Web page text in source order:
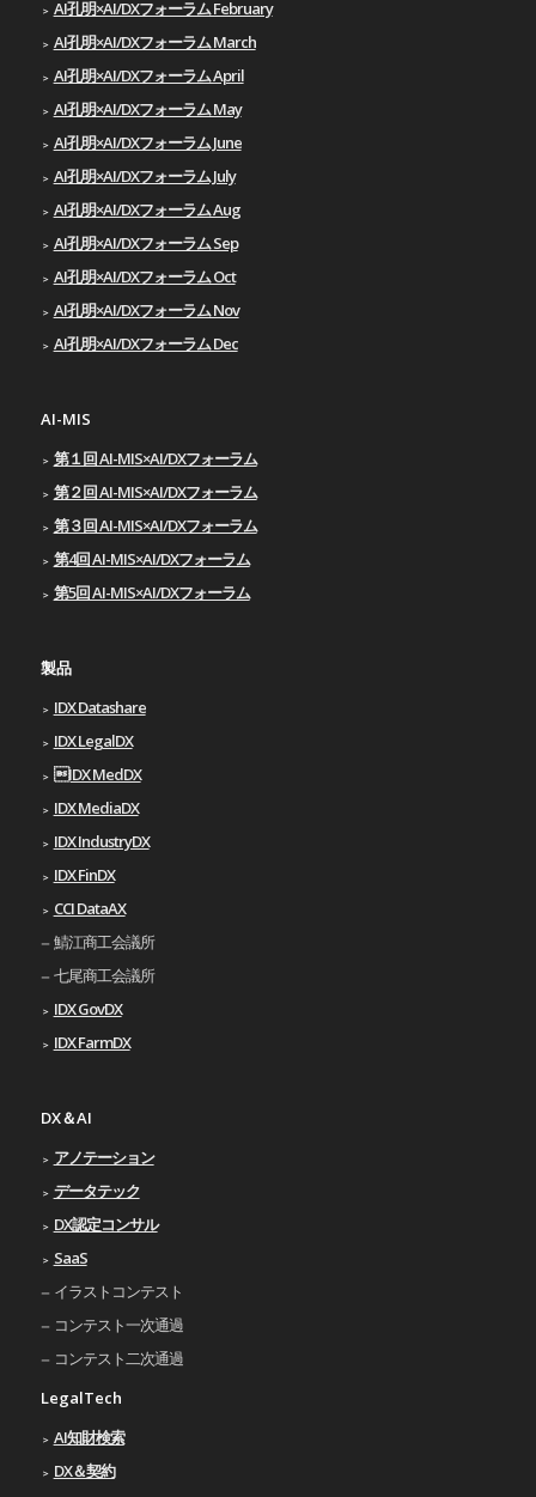
AI孔明×AI/DXフォーラム February
AI孔明×AI/DXフォーラム March
AI孔明×AI/DXフォーラム April
AI孔明×AI/DXフォーラム May
AI孔明×AI/DXフォーラム June
AI孔明×AI/DXフォーラム July
AI孔明×AI/DXフォーラム Aug
AI孔明×AI/DXフォーラム Sep
AI孔明×AI/DXフォーラム Oct
AI孔明×AI/DXフォーラム Nov
AI孔明×AI/DXフォーラム Dec
AI-MIS
第１回 AI-MIS×AI/DXフォーラム
第２回 AI-MIS×AI/DXフォーラム
第３回 AI-MIS×AI/DXフォーラム
第4回 AI-MIS×AI/DXフォーラム
第5回 AI-MIS×AI/DXフォーラム
製品
IDX Datashare
IDX LegalDX
IDX MedDX
IDX MediaDX
IDX IndustryDX
IDX FinDX
CCI DataAX
鯖江商工会議所
七尾商工会議所
IDX GovDX
IDX FarmDX
DX＆AI
アノテーション
データテック
DX認定コンサル
SaaS
イラストコンテスト
コンテスト一次通過
コンテスト二次通過
LegalTech
AI知財検索
DX＆契約